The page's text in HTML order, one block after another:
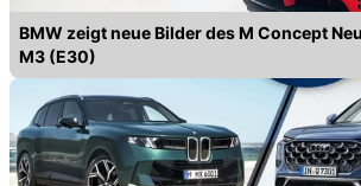
BMW zeigt neue Bilder des M Concept
M3 (E30)